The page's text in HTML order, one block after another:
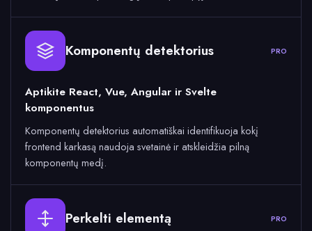
Komponentų detektorius PRO
Aptikite React, Vue, Angular ir Svelte
komponentus
Komponentų detektorius automatiškai identifikuoja kokį
frontend karkasą naudoja svetainė ir atskleidžia pilną
komponentų medį.
Perkelti elementą PRO